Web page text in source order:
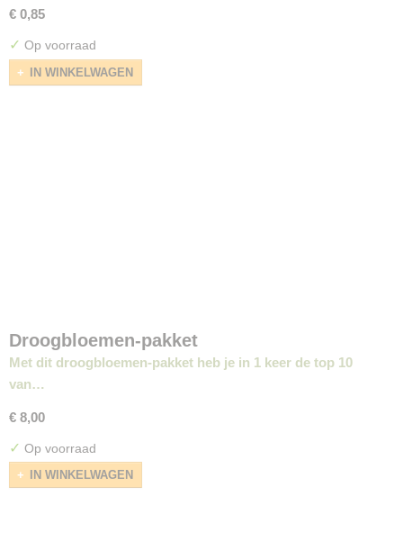
€ 0,85
✓ Op voorraad
IN WINKELWAGEN
Droogbloemen-pakket
Met dit droogbloemen-pakket heb je in 1 keer de top 10
van…
€ 8,00
✓ Op voorraad
IN WINKELWAGEN